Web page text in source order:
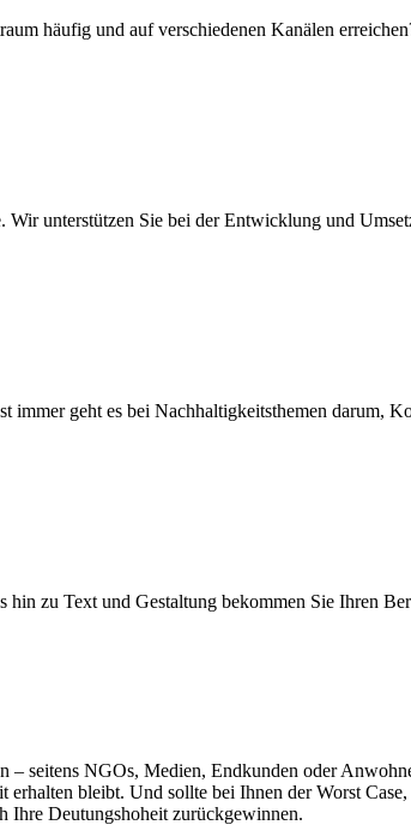
häufig und auf verschiedenen Kanälen
unterstützen Sie bei der Entwicklung und
geht es bei Nachhaltigkeitsthemen darum,
zu Text und Gestaltung bekommen Sie Ihren
seitens NGOs, Medien, Endkunden oder
bleibt. Und sollte bei Ihnen der Worst
Ihre Deutungshoheit zurückgewinnen.